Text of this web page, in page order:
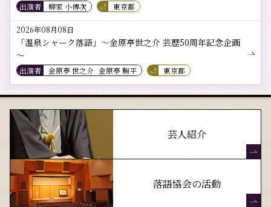
出演者 柳家 小傳次 東京都
2026年08月08日
「温泉シャーク落語」～金原亭世之介 芸歴50周年記念企画
～
出演者 金原亭 世之介 金原亭 駒平 東京都
芸人紹介
落語協会の活動